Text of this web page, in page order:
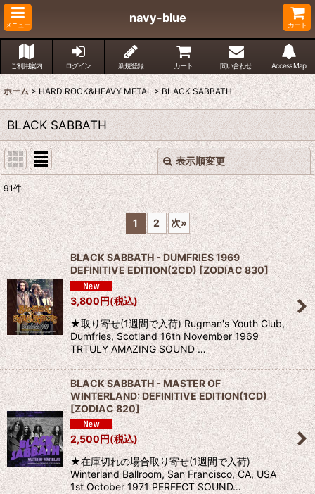
メニュー
navy-blue
カート
ご利用案内 ログイン 新規登録 カート 問い合わせ Access Map
ホーム > HARD ROCK&HEAVY METAL > BLACK SABBATH
BLACK SABBATH
表示順変更
表示数:
並び順:
絞り込む
閉じる
91件
1 2 次»
BLACK SABBATH - DUMFRIES 1969
DEFINITIVE EDITION(2CD) [ZODIAC 830]
3,800円(税込)
★取り寄せ(1週間で入荷) Rugman's Youth Club,
Dumfries, Scotland 16th November 1969
TRTULY AMAZING SOUND …
BLACK SABBATH - MASTER OF
WINTERLAND: DEFINITIVE EDITION(1CD)
[ZODIAC 820]
2,500円(税込)
★在庫切れの場合取り寄せ(1週間で入荷)
Winterland Ballroom, San Francisco, CA, USA
1st October 1971 PERFECT SOUND…